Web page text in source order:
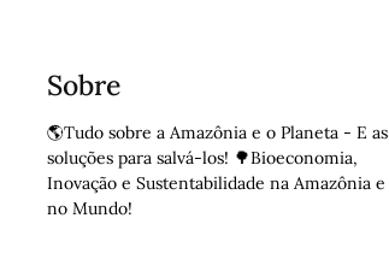
Sobre
🌎Tudo sobre a Amazônia e o Planeta - E as
soluções para salvá-los! 🌳Bioeconomia,
Inovação e Sustentabilidade na Amazônia e
no Mundo!